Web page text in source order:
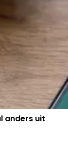
anders uit